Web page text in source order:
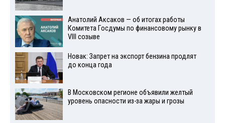
Анатолий Аксаков — об итогах работы
Комитета Госдумы по финансовому рынку в
VIII созыве
Новак: Запрет на экспорт бензина продлят
до конца года
В Московском регионе объявили желтый
уровень опасности из-за жары и грозы